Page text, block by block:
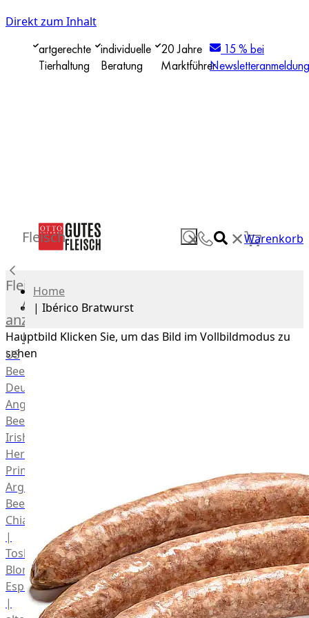
Direkt zum Inhalt
artgerechte
Tierhaltung
individuelle
Beratung
20 Jahre
Marktführer
15 % bei
Newsletteranmeldung
✕ ✕Warenkorb
Fleisch
Fleisch
Alle
anzeigen
Rind
US
Beef
Deutsches
Angus
Beef
Irish
Hereford
Prime
Argentina
Beef
Chianina
|
Toskana
Blonda
Espanola
|
Home
| Ibérico Bratwurst
Hauptbild Klicken Sie, um das Bild im Vollbildmodus zu
sehen